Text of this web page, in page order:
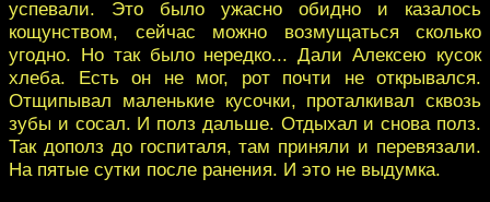
успевали. Это было ужасно обидно и казалось
кощунством, сейчас можно возмущаться сколько
угодно. Но так было нередко... Дали Алексею кусок
хлеба. Есть он не мог, рот почти не открывался.
Отщипывал маленькие кусочки, проталкивал сквозь
зубы и сосал. И полз дальше. Отдыхал и снова полз.
Так дополз до госпиталя, там приняли и перевязали.
На пятые сутки после ранения. И это не выдумка.